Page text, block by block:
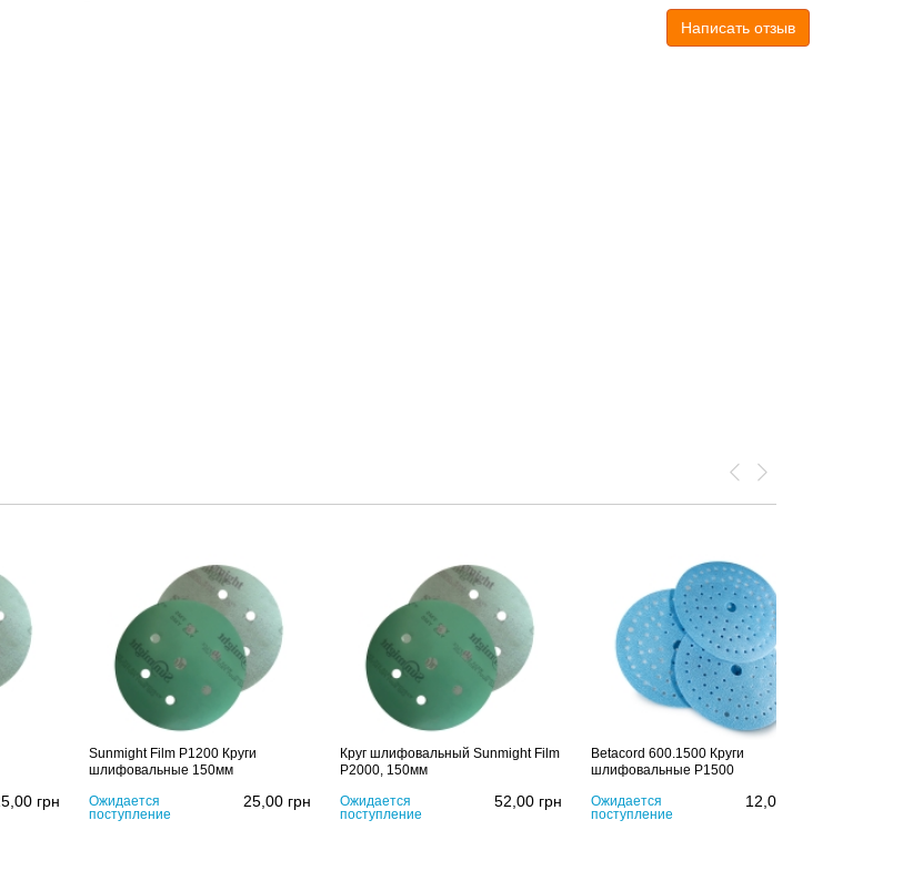
Написать отзыв
грн
Sunmight Film P1200 Круги
шлифовальные 150мм
Ожидается
поступление
25,00 грн
Круг шлифовальный Sunmight Film
P2000, 150мм
Ожидается
поступление
52,00 грн
Betacord 600.1500 Круги
шлифовальные P1500
Ожидается
поступление
12,00